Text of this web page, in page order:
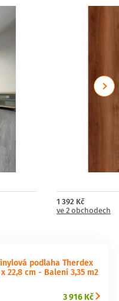
1 392 Kč
ve 2 obchodech
Next
podlaha Therdex
22,8 cm - Balení 3,35 m2
3 916 Kč